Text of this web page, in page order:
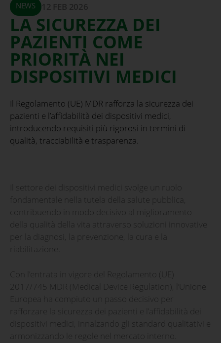
NEWS 12 FEB 2026
LA SICUREZZA DEI
PAZIENTI COME
PRIORITÀ NEI
DISPOSITIVI MEDICI
Il Regolamento (UE) MDR rafforza la sicurezza dei
pazienti e l’affidabilità dei dispositivi medici,
introducendo requisiti più rigorosi in termini di
qualità, tracciabilità e trasparenza.
Il settore dei dispositivi medici svolge un ruolo
fondamentale nella tutela della salute pubblica,
contribuendo in modo decisivo al miglioramento
della qualità della vita attraverso soluzioni innovative
per la diagnosi, la prevenzione, la cura e la
riabilitazione.
Con l’entrata in vigore del Regolamento (UE)
2017/745 MDR (Medical Device Regulation), l’Unione
Europea ha compiuto un passo decisivo per
rafforzare la sicurezza dei pazienti e l’affidabilità dei
dispositivi medici, innalzando gli standard qualitativi e
armonizzando le regole nel mercato interno.